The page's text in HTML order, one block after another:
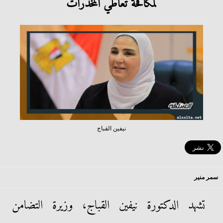
نيفين القباج
سمر منير
تشهد الدكتورة نيفين القباج، وزيرة التضامن